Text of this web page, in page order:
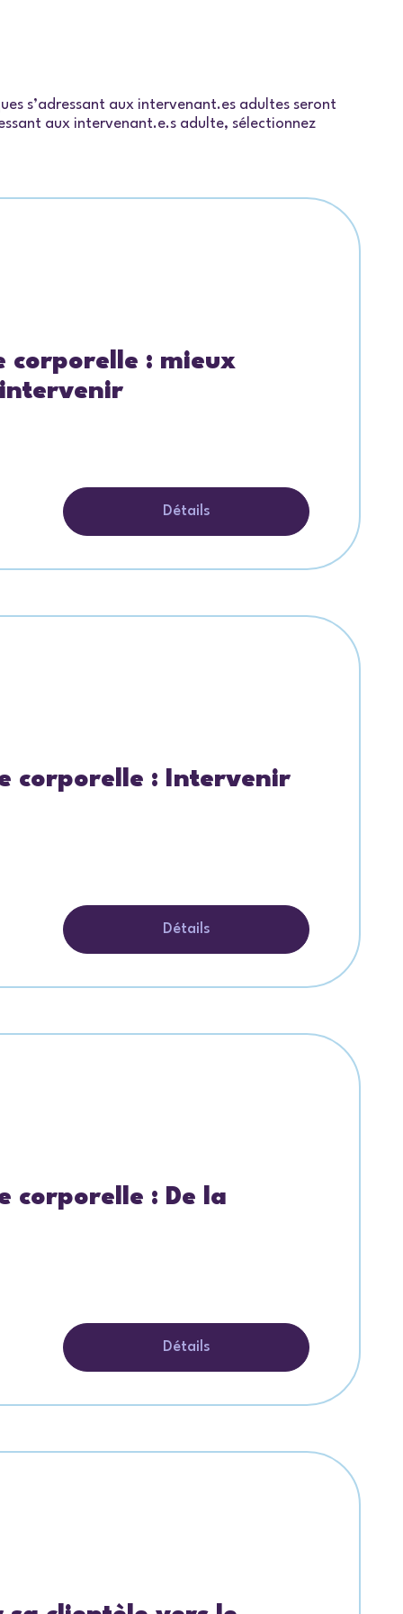
s’adressant aux intervenant.es adultes seront
aux intervenant.e.s adulte, sélectionnez
corporelle : mieux
Détails
corporelle : Intervenir
Détails
corporelle : De la
Détails